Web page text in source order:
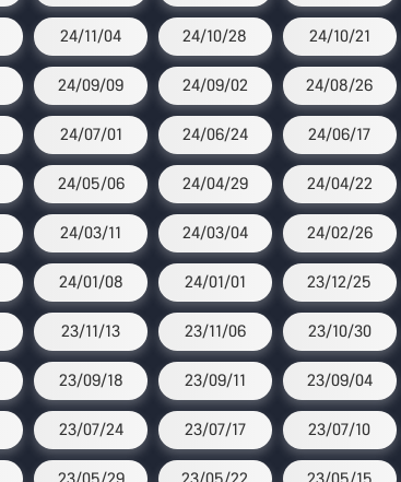
24/11/04 24/10/28 24/10/21
24/09/09 24/09/02 24/08/26
24/07/01 24/06/24 24/06/17
24/05/06 24/04/29 24/04/22
24/03/11 24/03/04 24/02/26
24/01/08 24/01/01 23/12/25
23/11/13 23/11/06 23/10/30
23/09/18 23/09/11 23/09/04
23/07/24 23/07/17 23/07/10